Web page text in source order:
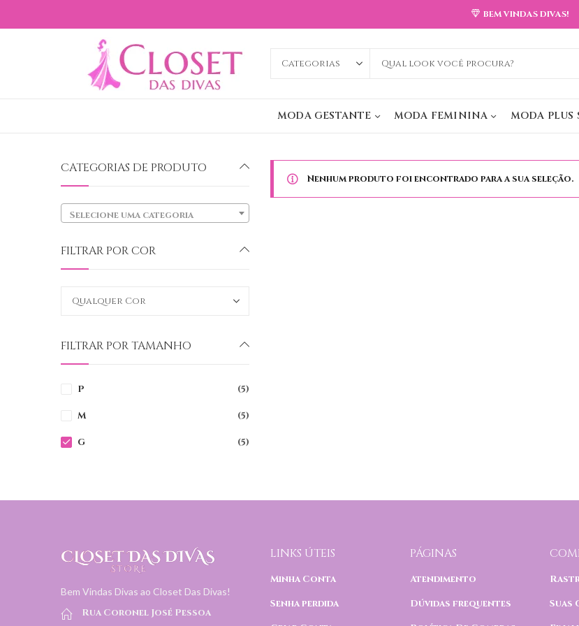
BEM VINDAS DIVAS!
MODA GESTANTE MODA FEMININA MODA PLUS
Nenhum produto foi encontrado para a sua seleção.
CATEGORIAS DE PRODUTO
Selecione uma categoria
FILTRAR POR COR
FILTRAR POR TAMANHO
P (5)
M (5)
G (5)
Bem Vindas Divas ao Closet Das Divas!
Rua Coronel José Pessoa
LINKS ÚTEIS
Minha Conta
Senha perdida
PÁGINAS
Atendimento
Dúvidas frequentes
Suas